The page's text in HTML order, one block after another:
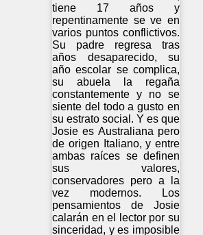
tiene 17 años y
repentinamente se ve en
varios puntos conflictivos.
Su padre regresa tras
años desaparecido, su
año escolar se complica,
su abuela la regaña
constantemente y no se
siente del todo a gusto en
su estrato social. Y es que
Josie es Australiana pero
de origen Italiano, y entre
ambas raíces se definen
sus valores,
conservadores pero a la
vez modernos. Los
pensamientos de Josie
calarán en el lector por su
sinceridad, y es imposible